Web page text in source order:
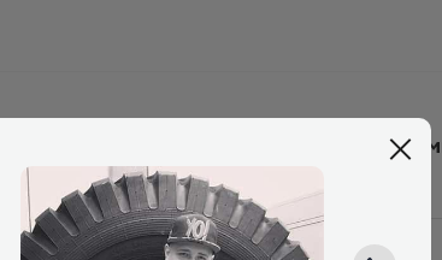
Написать
Имя*